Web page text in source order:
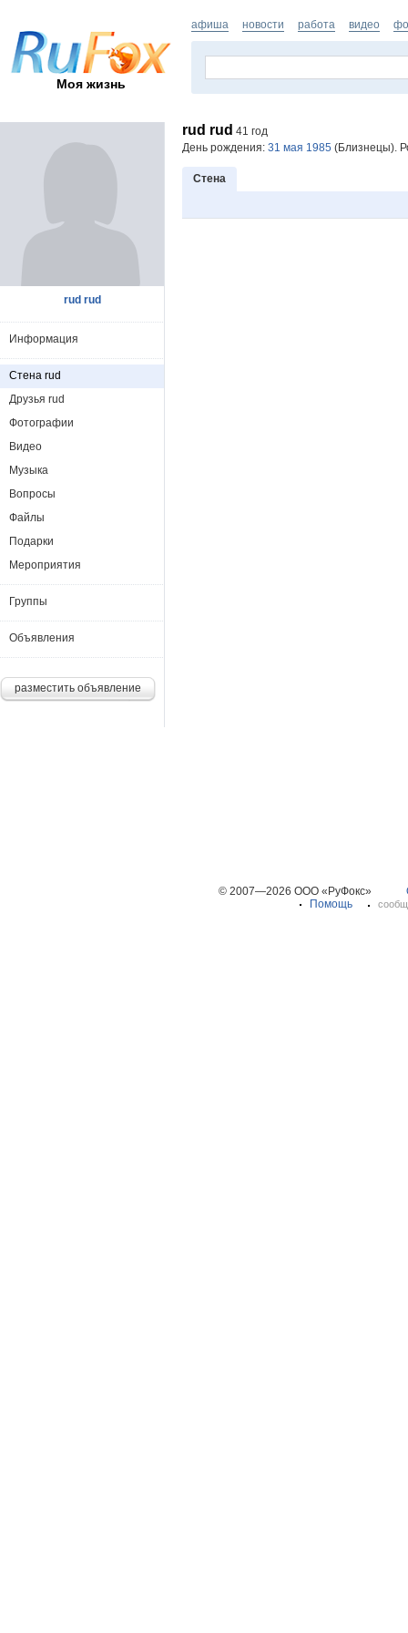
Моя жизнь
афиша новости работа видео
rud rud 41 год
День рождения: 31 мая 1985 (Близнецы).
Стена
rud rud
Информация
Стена rud
Друзья rud
Фотографии
Видео
Музыка
Вопросы
Файлы
Подарки
Мероприятия
Группы
Объявления
разместить объявление
© 2007—2026 ООО «РуФокс»
Помощь